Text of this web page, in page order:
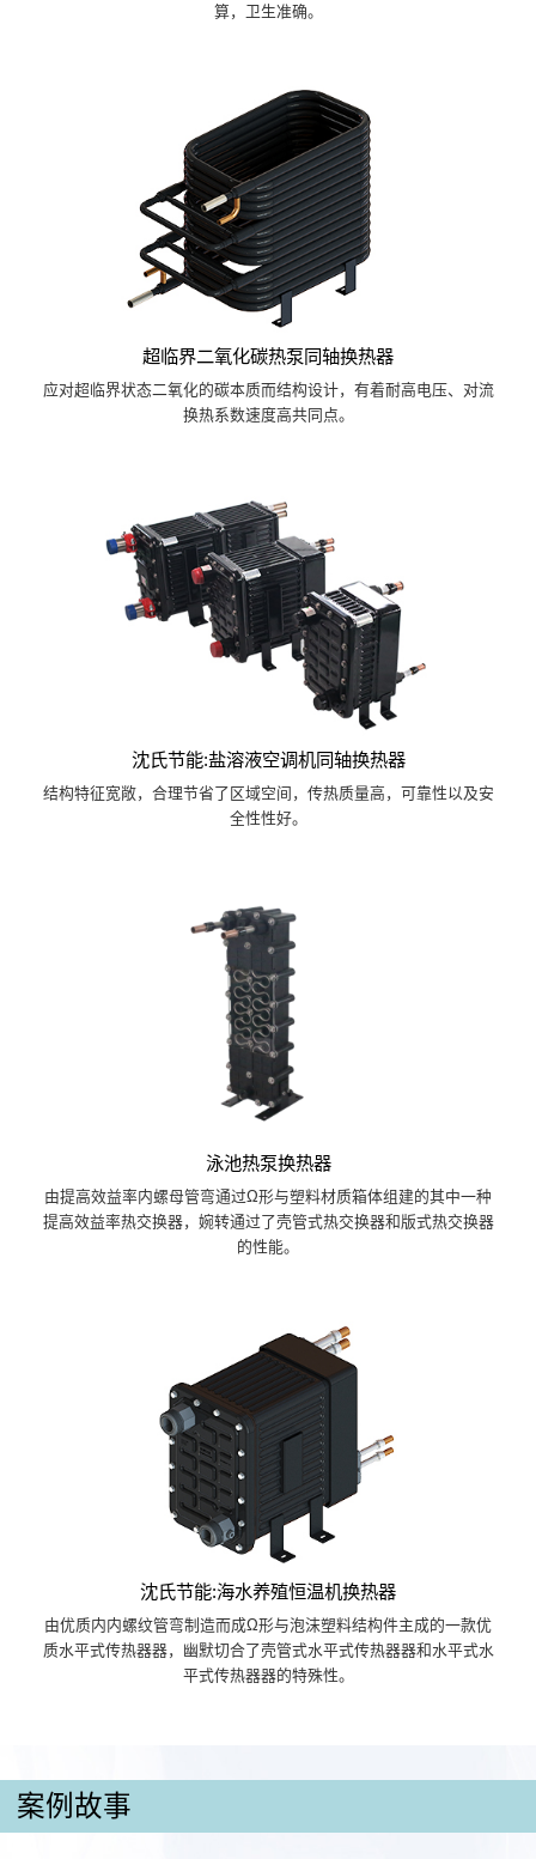
算，卫生准确。
超临界二氧化碳热泵同轴换热器
应对超临界状态二氧化的碳本质而结构设计，有着耐高电压、对流
换热系数速度高共同点。
沈氏节能:盐溶液空调机同轴换热器
结构特征宽敞，合理节省了区域空间，传热质量高，可靠性以及安
全性性好。
泳池热泵换热器
由提高效益率内螺母管弯通过Ω形与塑料材质箱体组建的其中一种
提高效益率热交换器，婉转通过了壳管式热交换器和版式热交换器
的性能。
沈氏节能:海水养殖恒温机换热器
由优质内内螺纹管弯制造而成Ω形与泡沫塑料结构件主成的一款优
质水平式传热器器，幽默切合了壳管式水平式传热器器和水平式水
平式传热器器的特殊性。
案例故事